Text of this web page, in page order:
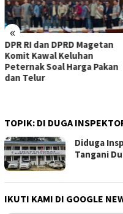
«
TAK MAU KALAH
MUDA, TIGA KAKEK INI
BANTU SATGAS TMMD
BANGUN JALAN
TOPIK: DI DUGA
Diduga
Tangani
IKUTI KAMI DI GOOGLE